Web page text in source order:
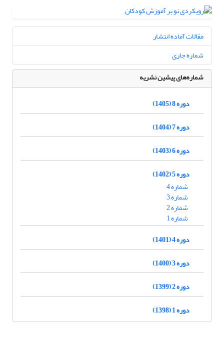
مقالات آماده انتشار
شماره جاری
شماره‌های پیشین نشریه
دوره 8 (1405)
دوره 7 (1404)
دوره 6 (1403)
دوره 5 (1402)
شماره 4
شماره 3
شماره 2
شماره 1
دوره 4 (1401)
دوره 3 (1400)
دوره 2 (1399)
دوره 1 (1398)